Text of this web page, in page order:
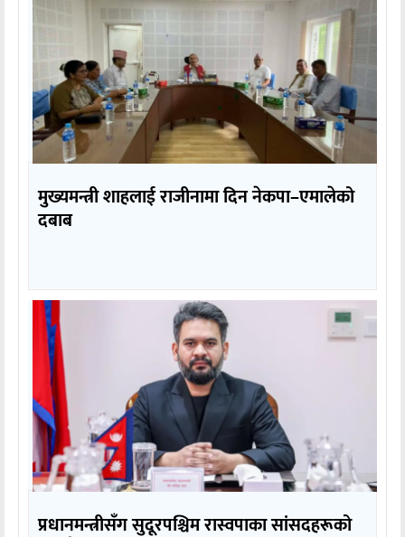
मुख्यमन्त्री शाहलाई राजीनामा दिन नेकपा–एमालेको
दबाब
प्रधानमन्त्रीसँग सुदूरपश्चिम रास्वपाका सांसदहरूको